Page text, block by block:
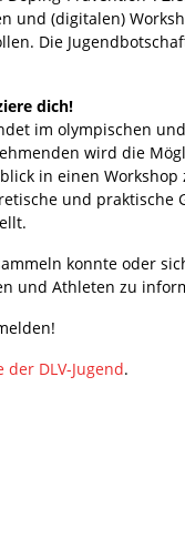
und (digitalen)
Die
dich!
im olympischen
wird die
in einen
und
konnte oder
und Athleten zu
der DLV-Jugend.